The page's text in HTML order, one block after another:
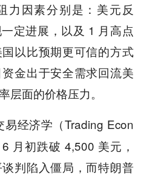
力因素分别是：美元反
定进展，以及 1 月高点
以比预期更可信的方式
金出于安全需求回流美
层面的价格压力。
易经济学（Trading Econ
月初跌破 4,500 美元，
判陷入僵局，而特朗普